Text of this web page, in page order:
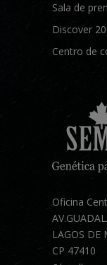
Sala de
Discover
Centro de
Oficina
LAGOS DE
CP 47410